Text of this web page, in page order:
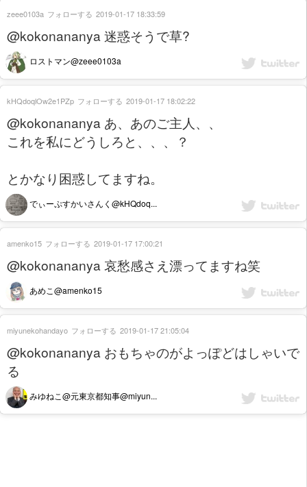
@kokonananya 迷惑そうで草?
ロストマン@zeee0103a
zeee0103a フォローする 2019-01-17 18:33:59
@kokonananya あ、あのご主人、、
これを私にどうしろと、、、？
とかなり困惑してますね。
でぃーぷすかいさんく@kHQdoq...
kHQdoqlOw2e1PZp フォローする 2019-01-17 18:02:22
@kokonananya 哀愁感さえ漂ってますね笑
あめこ@amenko15
amenko15 フォローする 2019-01-17 17:00:21
@kokonananya おもちゃのがよっぽどはしゃいで
る
みゆねこ@元東京都知事@miyun...
miyunekohandayo フォローする 2019-01-17 21:05:04